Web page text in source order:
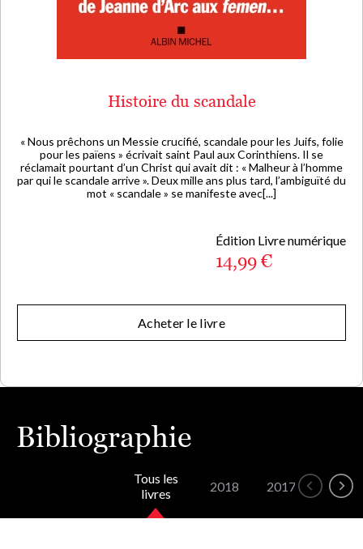
Histoire du scandale
« Nous prêchons un Messie crucifié, scandale pour les Juifs, folie
pour les païens » écrivait saint Paul aux Corinthiens. Il se
réclamait pourtant d’un Christ qui avait dit : « Malheur à l’homme
par qui le scandale arrive ». Deux mille ans plus tard, l’ambiguïté du
mot « scandale » se manifeste avec[...]
Édition Livre numérique
14,99 €
Acheter le livre
Bibliographie
Tous les
livres
2018 2017 2015